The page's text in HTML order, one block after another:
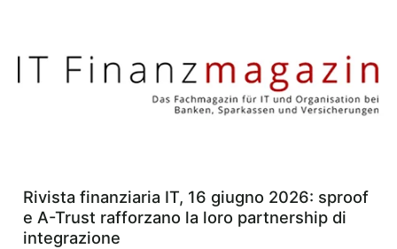
Rivista finanziaria IT, 16 giugno 2026: sproof
e A-Trust rafforzano la loro partnership di
integrazione